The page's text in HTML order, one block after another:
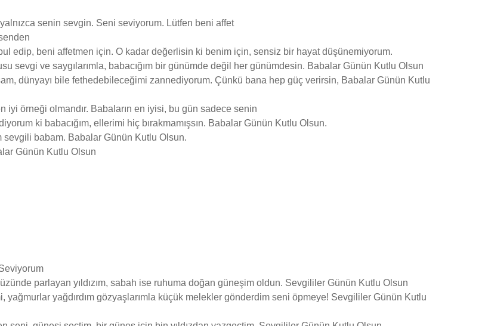
senin sevgin. Seni seviyorum. Lütfen beni affet
edip, beni affetmen için. O kadar değerlisin ki benim için, sensiz bir hayat düşünemiyorum.
sevgi ve saygılarımla, babacığım bir günümde değil her günümdesin. Babalar Günün Kutlu Olsun
dünyayı bile fethedebileceğimi zannediyorum. Çünkü bana hep güç verirsin, Babalar Günün Kutlu
iyi örneği olmandır. Babaların en iyisi, bu gün sadece senin
ki babacığım, ellerimi hiç bırakmamışsın. Babalar Günün Kutlu Olsun.
sevgili babam. Babalar Günün Kutlu Olsun.
Günün Kutlu Olsun
parlayan yıldızım, sabah ise ruhuma doğan güneşim oldun. Sevgililer Günün Kutlu Olsun
yağdırdım gözyaşlarımla küçük melekler gönderdim seni öpmeye! Sevgililer Günün Kutlu